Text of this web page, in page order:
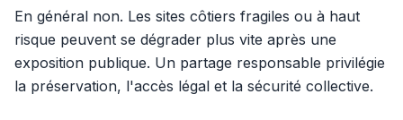
En général non. Les sites côtiers fragiles ou à haut
risque peuvent se dégrader plus vite après une
exposition publique. Un partage responsable privilégie
la préservation, l'accès légal et la sécurité collective.